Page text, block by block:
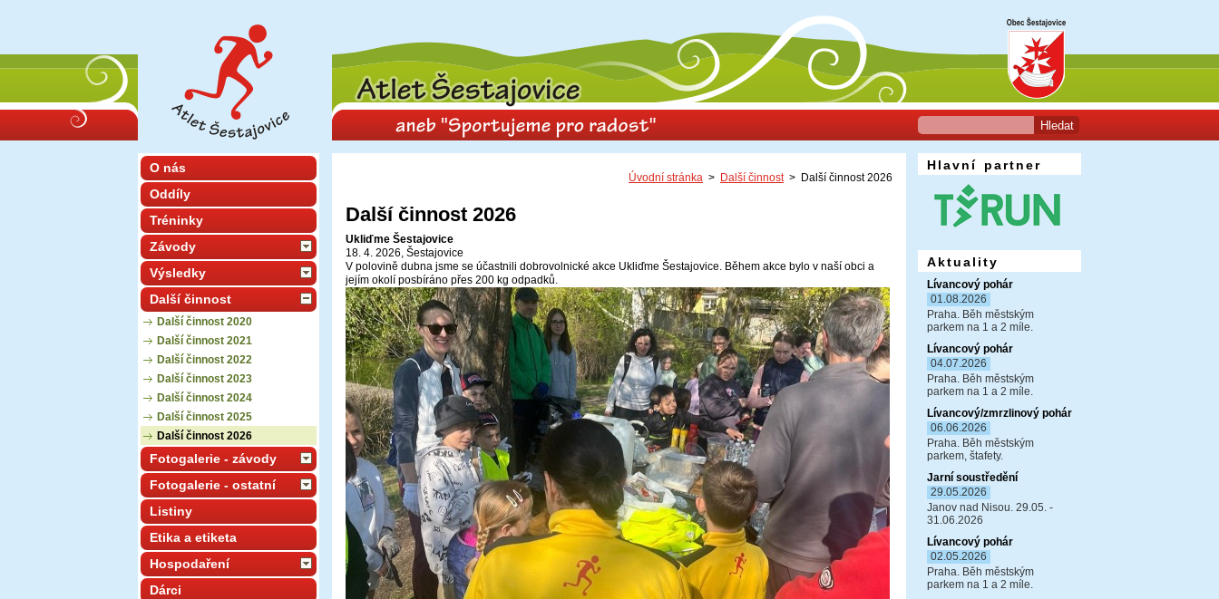
O nás
Oddíly
Tréninky
Závody
Výsledky
Další činnost
Další činnost 2020
Další činnost 2021
Další činnost 2022
Další činnost 2023
Další činnost 2024
Další činnost 2025
Další činnost 2026
Fotogalerie - závody
Fotogalerie - ostatní
Listiny
Etika a etiketa
Hospodaření
Dárci
Hlavní partner
Aktuality
Lívancový pohár
01.08.2026
Praha. Běh městským
parkem na 1 a 2 míle.
Lívancový pohár
04.07.2026
Praha. Běh městským
parkem na 1 a 2 míle.
Lívancový/zmrzlinový pohár
06.06.2026
Praha. Běh městským
parkem, štafety.
Jarní soustředění
29.05.2026
Janov nad Nisou. 29.05. -
31.06.2026
Lívancový pohár
02.05.2026
Praha. Běh městským
parkem na 1 a 2 míle.
Úvodní stránka > Další činnost> Další činnost 2026
Další činnost 2026
Ukliďme Šestajovice
18. 4. 2026, Šestajovice
V polovině dubna jsme se účastnili dobrovolnické akce Ukliďme Šestajovice. Během akce bylo v naší obci a
jejím okolí posbíráno přes 200 kg odpadků.